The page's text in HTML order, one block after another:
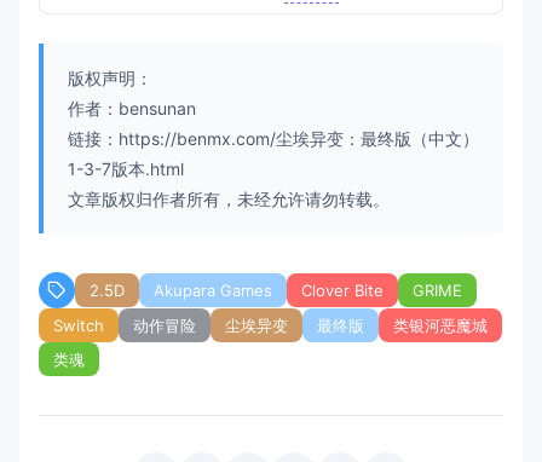
版权声明：
作者：bensunan
链接：https://benmx.com/尘埃异变：最终版（中文）
1-3-7版本.html
文章版权归作者所有，未经允许请勿转载。
2.5D Akupara Games Clover Bite
GRIME
Switch
动作冒险 尘埃异变 最终版
类银河恶魔城
类魂